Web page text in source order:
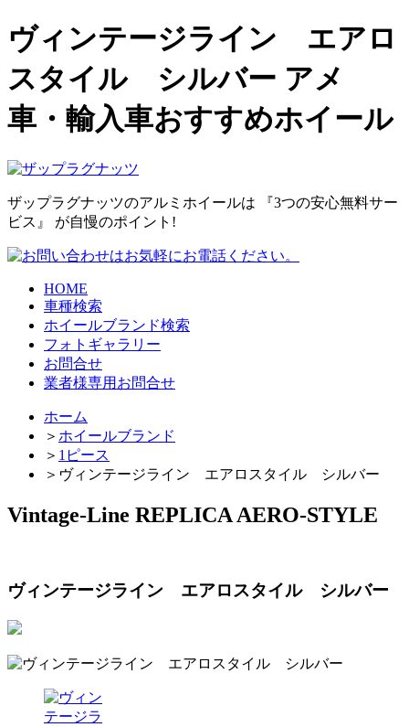
ヴィンテージライン エアロ
スタイル シルバー アメ
車・輸入車おすすめホイール
ザップラグナッツのアルミホイールは
『3つの安心無料サー
ビス』 が自慢のポイント!
HOME
車種検索
ホイールブランド検索
フォトギャラリー
お問合せ
業者様専用お問合せ
ホーム
＞ ホイールブランド
＞ 1ピース
＞ ヴィンテージライン エアロスタイル シルバー
Vintage-Line REPLICA AERO-STYLE
ヴィンテージライン エアロスタイル シルバー